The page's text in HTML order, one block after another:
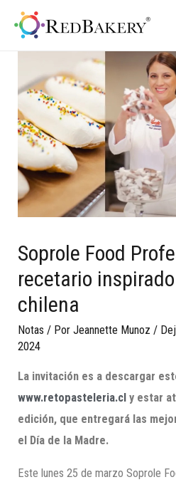
Soprole Food
recetario
chilena
Notas / PorJeannette Munoz /
2024
La invitación es a descargar
www.retopasteleria.cl y estar
edición, que entregará las
el Día de la Madre.
Este lunes 25 de marzo Soprole